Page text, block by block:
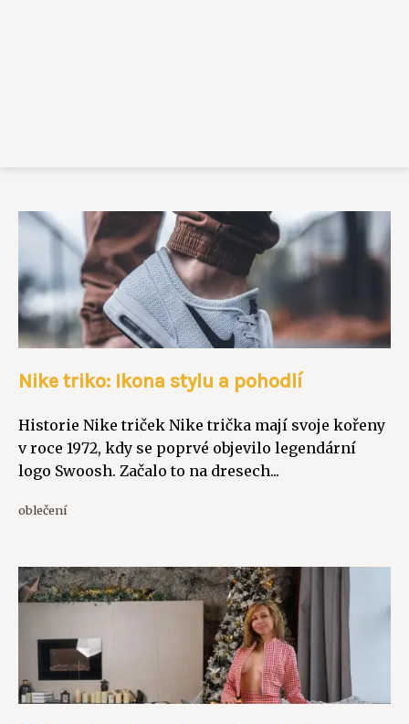
Nike triko: Ikona stylu a pohodlí
Historie Nike triček Nike trička mají svoje kořeny
v roce 1972, kdy se poprvé objevilo legendární
logo Swoosh. Začalo to na dresech...
oblečení